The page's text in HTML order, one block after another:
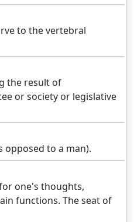
to the vertebral
the result of
or society or legislative
opposed to a man).
one's thoughts,
functions. The seat of